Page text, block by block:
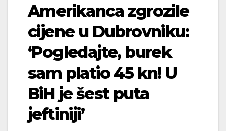
Amerikanca zgrozile
cijene u Dubrovniku:
‘Pogledajte, burek
sam platio 45 kn! U
BiH je šest puta
jeftiniji’